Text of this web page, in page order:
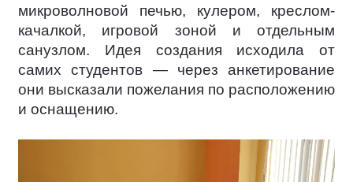
микроволновой печью, кулером, креслом-
качалкой, игровой зоной и отдельным
санузлом. Идея создания исходила от
самих студентов — через анкетирование
они высказали пожелания по расположению
и оснащению.